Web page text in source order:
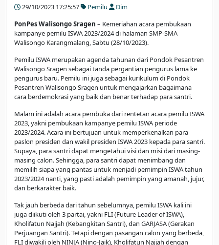
29/10/2023 17:25:57 Pemilu
Dim
PonPes Walisongo Sragen – Kemeriahan acara pembukaan
kampanye pemilu ISWA 2023/2024 di halaman SMP-SMA
Walisongo Karangmalang, Sabtu (28/10/2023).
Pemilu ISWA merupakan agenda tahunan dari Pondok Pesantren
Walisongo Sragen sebagai tanda pergantian pengurus lama ke
pengurus baru. Pemilu ini juga sebagai kurikulum di Pondok
Pesantren Walisongo Sragen untuk mengajarkan bagaimana
cara berdemokrasi yang baik dan benar terhadap para santri.
Malam ini adalah acara pembuka dari rentetan acara pemilu ISWA
2023, yakni pembukaan kampanye pemilu ISWA periode
2023/2024. Acara ini bertujuan untuk memperkenalkan para
paslon presiden dan wakil presiden ISWA 2023 kepada para santri.
Supaya, para santri dapat mengetahui visi dan misi dari masing-
masing calon. Sehingga, para santri dapat menimbang dan
memilih siapa yang pantas untuk menjadi pemimpin ISWA tahun
2023/2024 nanti, yang pasti adalah pemimpin yang amanah, jujur,
dan berkarakter baik.
Tak jauh berbeda dari tahun sebelumnya, pemilu ISWA kali ini
juga diikuti oleh 3 partai, yakni FLI (Future Leader of ISWA),
Kholifatun Najjah (Kebangkitan Santri), dan GARJASA (Gerakan
Perjuangan Santri). Tetapi dengan pasangan calon yang berbeda,
FLI diwakili oleh NINJA (Nino-Jaik), Kholifatun Najjah dengan